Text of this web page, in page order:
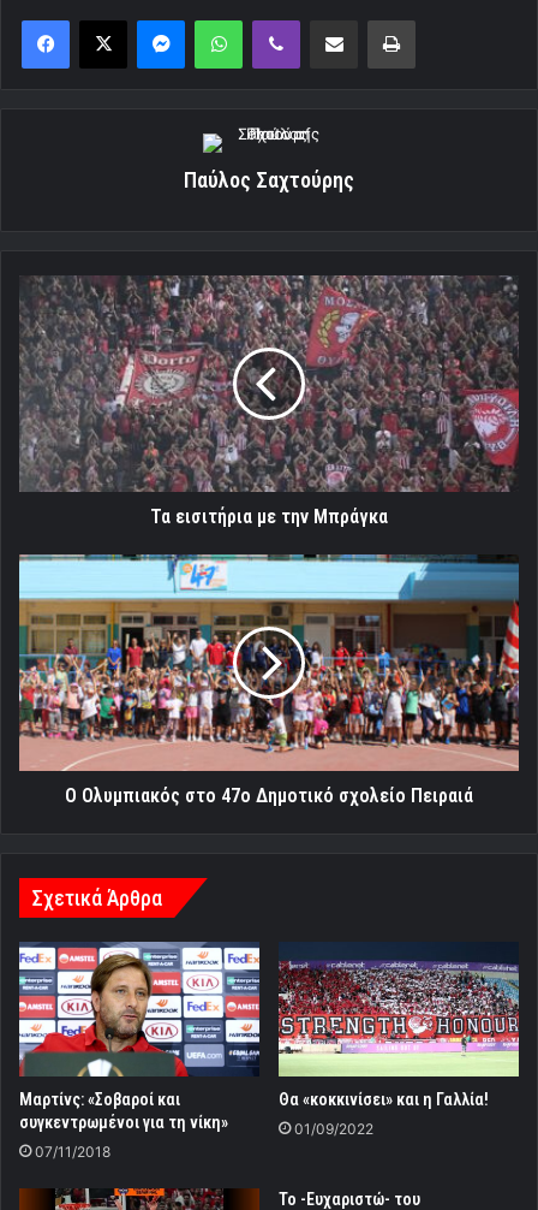
MessengerWhatsAppViber Κοινοποίηση μέσω ηλεκτρονικού ταχυδρομείουΕκτύπωση
Παύλος Σαχτούρης
Τα
εισιτήρια
με
την
Μπράγκα
Τα εισιτήρια με την Μπράγκα
Ο
Ολυμπιακός
στο
47ο
Δημοτικό
σχολείο
Πειραιά
Ο Ολυμπιακός στο 47ο Δημοτικό σχολείο Πειραιά
Σχετικά Άρθρα
Μαρτίνς: «Σοβαροί και
συγκεντρωμένοι για τη νίκη»
07/11/2018
Θα «κοκκινίσει» και η Γαλλία!
01/09/2022
Το -Eυχαριστώ- του